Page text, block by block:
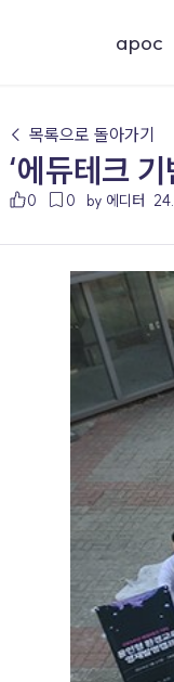
apoc
← 목록으로 돌아가기
‘에듀테크
0 0 by 에디터